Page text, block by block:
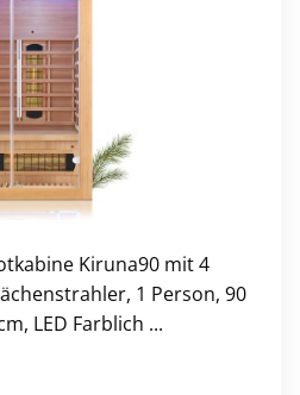
Kiruna90 mit 4
1 Person, 90
LED Farblich ...